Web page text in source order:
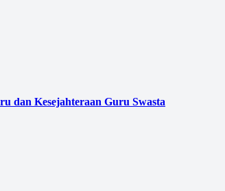
dan Kesejahteraan Guru Swasta